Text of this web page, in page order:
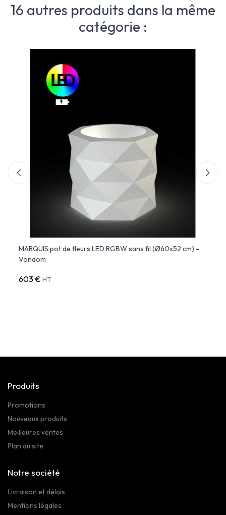
16 autres produits dans la même
catégorie :
MARQUIS pot de fleurs LED RGBW sans fil (Ø60x52 cm) -
Vondom
603 € HT
Produits
Promotions
Nouveaux produits
Meilleures ventes
Plan du site
Notre société
Livraison et délais
Mentions légales